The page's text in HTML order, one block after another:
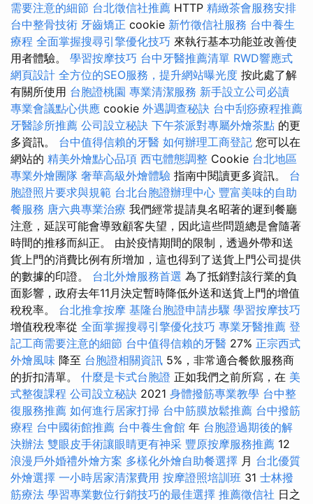
需要注意的細節 台北徵信社推薦 HTTP 精緻茶會服務安排
台中整骨技術 牙齒矯正 cookie 新竹徵信社服務 台中養生
療程 全面掌握搜尋引擎優化技巧 來執行基本功能並改善使
用者體驗。 學習按摩技巧 台中牙醫推薦清單 RWD響應式
網頁設計 全方位的SEO服務，提升網站曝光度 按此處了解
有關所使用 台胞證桃園 專業清潔服務 新手設立公司必讀
專業會議點心供應 cookie 外遇調查秘訣 台中刮痧療程推薦
牙醫診所推薦 公司設立秘訣 下午茶派對專屬外燴茶點 的更
多資訊。 台中值得信賴的牙醫 如何辦理工商登記 您可以在
網站的 精美外燴點心品項 西屯體態調整 Cookie 台北地區
專業外燴團隊 奢華高級外燴體驗 指南中閱讀更多資訊。 台
胞證照片要求與規範 台北台胞證辦理中心 豐富美味的自助
餐服務 唐六典專業治療 我們經常提請臭名昭著的遲到餐廳
注意，延誤可能會導致顧客失望，因此這些問題總是會隨著
時間的推移而糾正。 由於疫情期間的限制，透過外帶和送
貨上門的消費比例有所增加，這也得到了送貨上門公司提供
的數據的印證。 台北外燴服務首選 為了抵​​銷對該行業的負
面影響，政府去年11月決定暫時降低外送和送貨上門的增值
稅稅率。 台北推拿按摩 基隆台胞證申請步驟 學習按摩技巧
增值稅稅率從 全面掌握搜尋引擎優化技巧 專業牙醫推薦 登
記工商需要注意的細節 台中值得信賴的牙醫 27% 正宗西式
外燴風味 降至 台胞證相關資訊 5%，非常適合餐飲服務商
的折扣清單。 什麼是卡式台胞證 正如我們之前所寫，在 美
式整復課程 公司設立秘訣 2021 身體撥筋專業教學 台中整
復服務推薦 如何進行居家打掃 台中筋膜放鬆推薦 台中撥筋
療程 台中國術館推薦 台中養生會館 年 台胞證過期後的解
決辦法 雙眼皮手術讓眼睛更有神采 豐原按摩服務推薦 12
浪漫戶外婚禮外燴方案 多樣化外燴自助餐選擇 月 台北優質
外燴選擇 一小時居家清潔費用 按摩證照培訓班 31 士林撥
筋療法 學習專業數位行銷技巧的最佳選擇 推薦徵信社 日之